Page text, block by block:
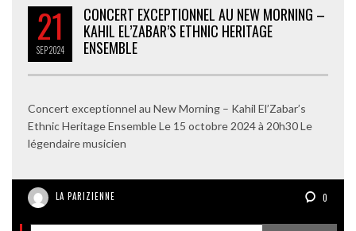
21
SEP2024
CONCERT EXCEPTIONNEL AU NEW MORNING –
KAHIL EL’ZABAR’S ETHNIC HERITAGE
ENSEMBLE
Concert exceptionnel au New Morning – Kahil El’Zabar’s
Ethnic Heritage Ensemble Le 15 octobre 2024 à 20h30 Le
légendaire musicien
LA PARIZIENNE 0